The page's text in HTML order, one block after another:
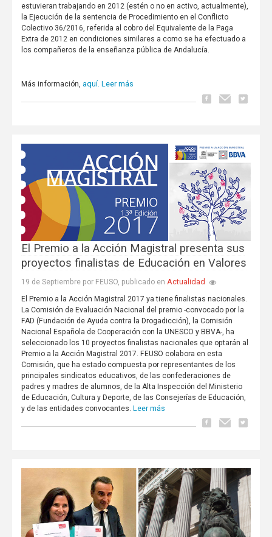
estuvieran trabajando en 2012 (estén o no en activo, actualmente),
la Ejecución de la sentencia de Procedimiento en el Conflicto
Colectivo 36/2016, referida al cobro del Equivalente de la Paga
Extra de 2012 en condiciones similares a como se ha efectuado a
los compañeros de la enseñanza pública de Andalucía.
Más información, aquí. Leer más
El Premio a la Acción Magistral presenta sus
proyectos finalistas de Educación en Valores
19 de Septiembre por FEUSO, publicado en Actualidad
El Premio a la Acción Magistral 2017 ya tiene finalistas nacionales.
La Comisión de Evaluación Nacional del premio -convocado por la
FAD (Fundación de Ayuda contra la Drogadicción), la Comisión
Nacional Española de Cooperación con la UNESCO y BBVA-, ha
seleccionado los 10 proyectos finalistas nacionales que optarán al
Premio a la Acción Magistral 2017. FEUSO colabora en esta
Comisión, que ha estado compuesta por representantes de los
principales sindicatos educativos, de las confederaciones de
padres y madres de alumnos, de la Alta Inspección del Ministerio
de Educación, Cultura y Deporte, de las Consejerías de Educación,
y de las entidades convocantes. Leer más